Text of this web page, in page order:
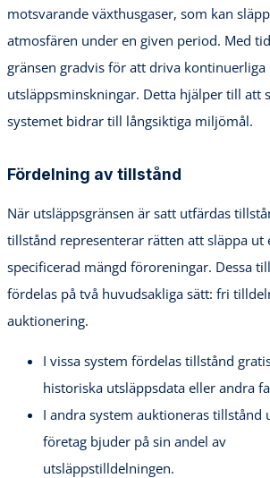
motsvarande växthusgaser, som kan
atmosfären under en given period. Med
gränsen gradvis för att driva kontinuerliga
utsläppsminskningar. Detta hjälper till att
systemet bidrar till långsiktiga miljömål.
Fördelning av tillstånd
När utsläppsgränsen är satt utfärdas
tillstånd representerar rätten att släppa ut
specificerad mängd föroreningar. Dessa
fördelas på två huvudsakliga sätt: fri
auktionering.
I vissa system fördelas tillstånd
historiska utsläppsdata eller andra
I andra system auktioneras tillstånd
företag bjuder på sin andel av
utsläppstilldelningen.